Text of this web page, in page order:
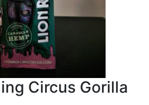
Circus Gorilla